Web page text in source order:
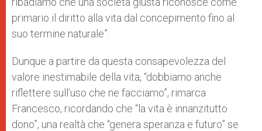
primario il diritto alla vita dal concepimento fino al
suo termine naturale”.
Dunque a partire da questa consapevolezza del
valore inestimabile della vita, “dobbiamo anche
riflettere sull’uso che ne facciamo”, rimarca
Francesco, ricordando che “la vita è innanzitutto
dono”, una realtà che “genera speranza e futuro” se